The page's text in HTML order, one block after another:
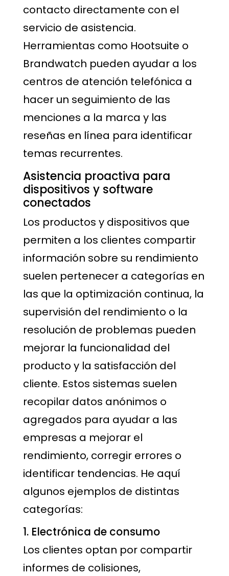
contacto directamente con el
servicio de asistencia.
Herramientas como Hootsuite o
Brandwatch pueden ayudar a los
centros de atención telefónica a
hacer un seguimiento de las
menciones a la marca y las
reseñas en línea para identificar
temas recurrentes.
Asistencia proactiva para
dispositivos y software
conectados
Los productos y dispositivos que
permiten a los clientes compartir
información sobre su rendimiento
suelen pertenecer a categorías en
las que la optimización continua, la
supervisión del rendimiento o la
resolución de problemas pueden
mejorar la funcionalidad del
producto y la satisfacción del
cliente. Estos sistemas suelen
recopilar datos anónimos o
agregados para ayudar a las
empresas a mejorar el
rendimiento, corregir errores o
identificar tendencias. He aquí
algunos ejemplos de distintas
categorías:
1. Electrónica de consumo
Los clientes optan por compartir
informes de colisiones,